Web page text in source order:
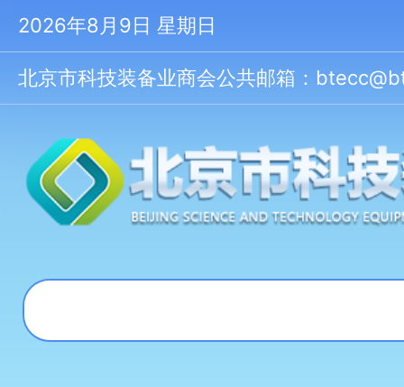
2026年8月9日 星期日
北京市科技装备业商会公共邮箱：